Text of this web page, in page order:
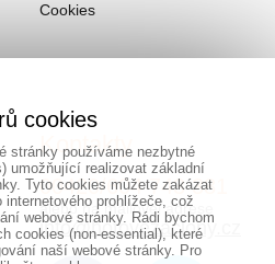
Cookies
Kontakty
00420/ 604743 381
alebo na mailovej adrese
info@hotovezaclony.cz
cookies
stránky používáme nezbytné
umožňující realizovat základní
Tyto cookies můžete zakázat
prohlížeče, což
webové stránky. Rádi bychom
cookies (non-essential), které
naší webové stránky. Pro